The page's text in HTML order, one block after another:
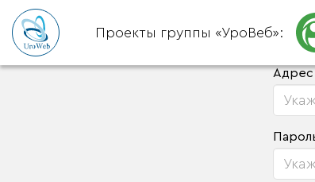
Проекты группы «УроВеб»:
Адрес